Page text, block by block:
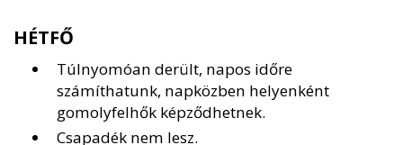
HÉTFŐ
Túlnyomóan derült, napos időre
számíthatunk, napközben helyenként
gomolyfelhők képződhetnek.
Csapadék nem lesz.